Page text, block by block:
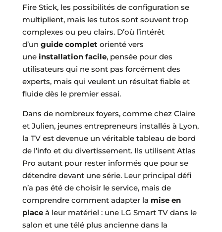
Fire Stick, les possibilités de configuration se
multiplient, mais les tutos sont souvent trop
complexes ou peu clairs. D’où l’intérêt
d’un guide completorienté vers
une installation facile, pensée pour des
utilisateurs qui ne sont pas forcément des
experts, mais qui veulent un résultat fiable et
fluide dès le premier essai.
Dans de nombreux foyers, comme chez Claire
et Julien, jeunes entrepreneurs installés à Lyon,
la TV est devenue un véritable tableau de bord
de l’info et du divertissement. Ils utilisent Atlas
Pro autant pour rester informés que pour se
détendre devant une série. Leur principal défi
n’a pas été de choisir le service, mais de
comprendre comment adapter la mise en
placeà leur matériel : une LG Smart TV dans le
salon et une télé plus ancienne dans la